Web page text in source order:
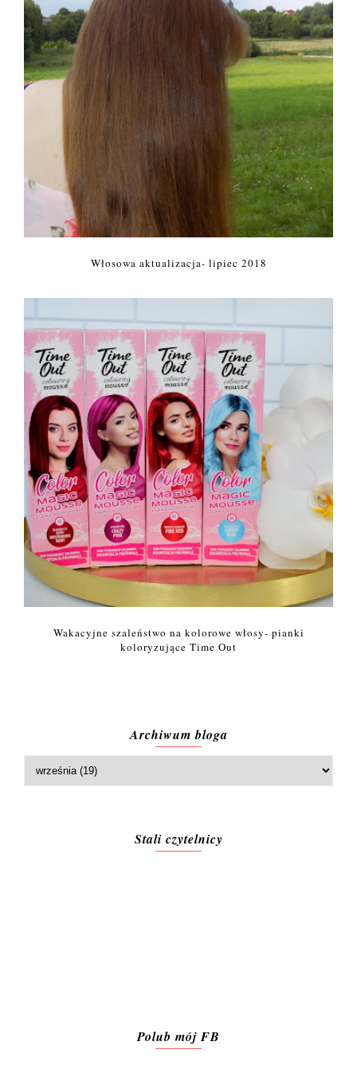
Włosowa aktualizacja- lipiec 2018
Wakacyjne szaleństwo na kolorowe włosy- pianki
koloryzujące Time Out
Archiwum bloga
Stali czytelnicy
Polub mój FB